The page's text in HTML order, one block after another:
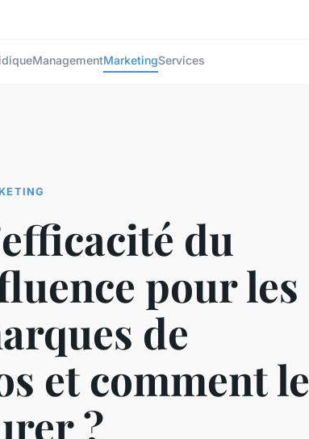
ManagementMarketingServices
du
pour les
de
et comment le
?